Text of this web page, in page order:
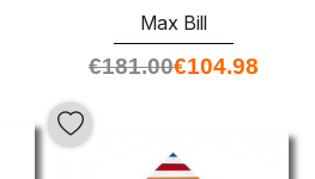
Max Bill
€181.00€104.98